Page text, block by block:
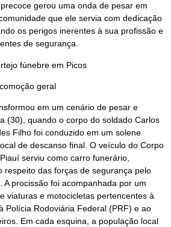
gerou uma onda de pesar em
que ele servia com dedicação
os perigos inerentes à sua profissão e
de segurança.
fúnebre em Picos
geral
em um cenário de pesar e
(30), quando o corpo do soldado Carlos
Filho foi conduzido em um solene
de descanso final. O veículo do Corpo
serviu como carro funerário,
respeito das forças de segurança pelo
A procissão foi acompanhada por um
viaturas e motocicletas pertencentes à
Polícia Rodoviária Federal (PRF) e ao
Em cada esquina, a população local